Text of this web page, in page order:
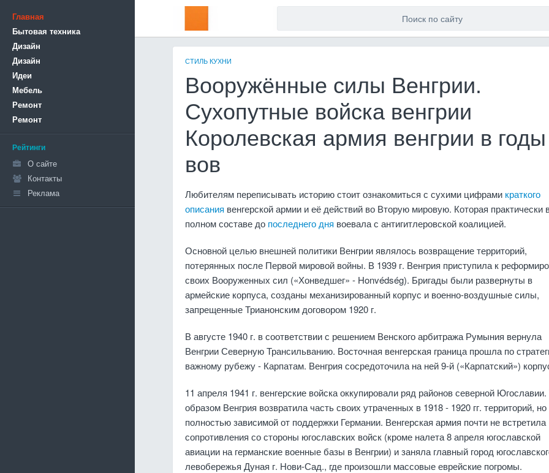
Главная
Бытовая техника
Дизайн
Дизайн
Идеи
Мебель
Ремонт
Ремонт
Рейтинги
О сайте
Контакты
Реклама
СТИЛЬ КУХНИ
Вооружённые силы Венгрии.
Сухопутные войска венгрии
Королевская армия венгрии в годы
вов
Любителям переписывать историю стоит ознакомиться с сухими цифрами краткого
описания венгерской армии и её действий во Вторую мировую. Которая практически
полном составе до последнего дня воевала с антигитлеровской коалицией.
Основной целью внешней политики Венгрии являлось возвращение территорий,
потерянных после Первой мировой войны. В 1939 г. Венгрия приступила к
своих Вооруженных сил («Хонведшег» - Honvédség). Бригады были развернуты в
армейские корпуса, созданы механизированный корпус и военно-воздушные силы,
запрещенные Трианонским договором 1920 г.
В августе 1940 г. в соответствии с решением Венского арбитража Румыния вернула
Венгрии Северную Трансильванию. Восточная венгерская граница прошла по
важному рубежу - Карпатам. Венгрия сосредоточила на ней 9-й («Карпатский»)
11 апреля 1941 г. венгерские войска оккупировали ряд районов северной
образом Венгрия возвратила часть своих утраченных в 1918 - 1920 гг. территорий,
полностью зависимой от поддержки Германии. Венгерская армия почти не встретила
сопротивления со стороны югославских войск (кроме налета 8 апреля югославской
авиации на германские военные базы в Венгрии) и заняла главный город
левобережья Дуная г. Нови-Сад., где произошли массовые еврейские погромы.